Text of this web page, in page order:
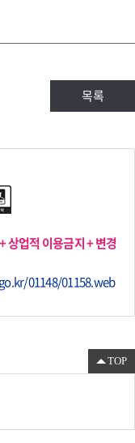
목록
상업적 이용금지 + 변경
01148/01158.web
TOP